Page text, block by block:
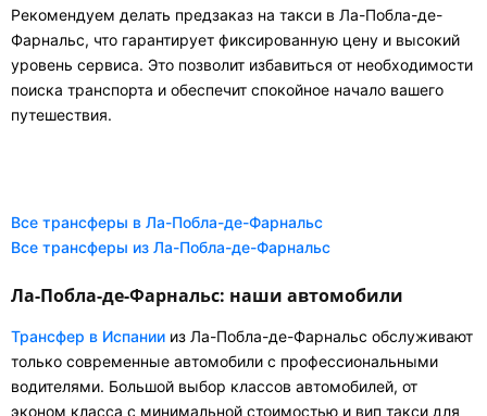
Рекомендуем делать предзаказ на такси в Ла-Побла-де-
Фарнальс, что гарантирует фиксированную цену и высокий
уровень сервиса. Это позволит избавиться от необходимости
поиска транспорта и обеспечит спокойное начало вашего
путешествия.
Все трансферы в Ла-Побла-де-Фарнальс
Все трансферы из Ла-Побла-де-Фарнальс
Ла-Пoбла-де-Фарнальс: наши автомобили
Трансфер в Испании из Ла-Побла-де-Фарнальс обслуживают
только современные автомобили с профессиональными
водителями. Большой выбор классов автомобилей, от
эконом класса с минимальной стоимостью и вип такси для